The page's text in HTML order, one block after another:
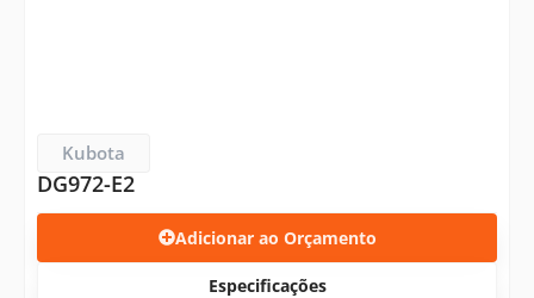
Kubota
DG972-E2
Adicionar ao Orçamento
Especificações